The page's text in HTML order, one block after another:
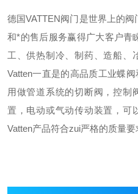
德国VATTEN阀门是世界上的
和*的售后服务赢得广大客户青
工、供热制冷、制药、造船、
Vatten一直是的高品质工业蝶
用做管道系统的切断阀，控制
置，电动或气动传动装置，可
Vatten产品符合zui严格的质量要